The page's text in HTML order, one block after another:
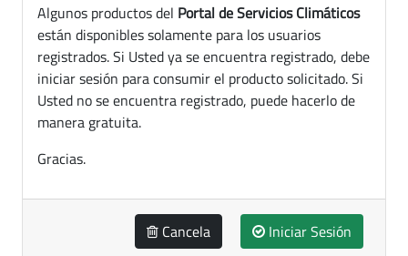
Algunos productos del Portal de Servicios Climáticos
están disponibles solamente para los usuarios
registrados. Si Usted ya se encuentra registrado, debe
iniciar sesión para consumir el producto solicitado. Si
Usted no se encuentra registrado, puede hacerlo de
manera gratuita.
Gracias.
Cancela Iniciar Sesión